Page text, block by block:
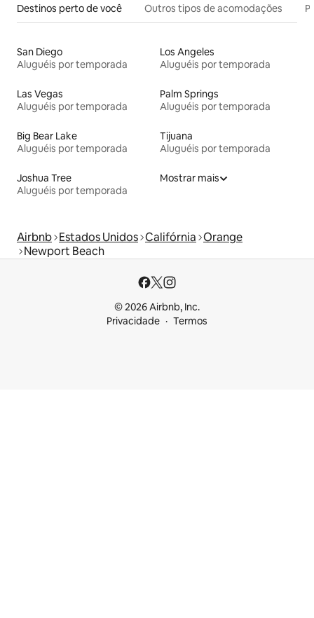
Destinos perto de você Outros tipos de acomodações
San Diego
Aluguéis por temporada
Los Angeles
Aluguéis por temporada
Las Vegas
Aluguéis por temporada
Palm Springs
Aluguéis por temporada
Big Bear Lake
Aluguéis por temporada
Tijuana
Aluguéis por temporada
Joshua Tree
Aluguéis por temporada
Mostrar mais
Airbnb Estados Unidos Califórnia Orange
Newport Beach
© 2026 Airbnb, Inc.
Privacidade
Termos